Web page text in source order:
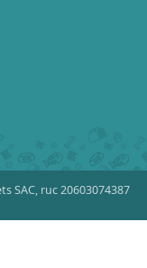
SAC, ruc 20603074387